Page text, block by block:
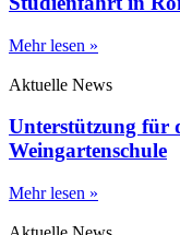
Mehr lesen »
Aktuelle News
Unterstützung für
Weingartenschule
Mehr lesen »